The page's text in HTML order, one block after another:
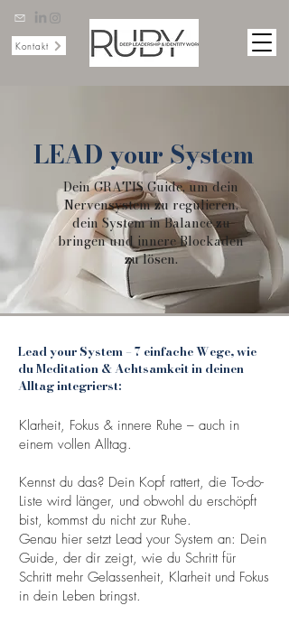
Kontakt
LEAD your System
Dein GRATIS Guide, um dein
Nervensystem zu regulieren,
dein System in Balance zu
bringen und innere Blockaden
zu lösen.
Lead your System – 7 einfache Wege, wie
du Meditation & Achtsamkeit in deinen
Alltag integrierst:
Klarheit, Fokus & innere Ruhe – auch in
einem vollen Alltag.
Kennst du das? Dein Kopf rattert, die To-do-
Liste wird länger, und obwohl du erschöpft
bist, kommst du nicht zur Ruhe.
Genau hier setzt Lead your System an: Dein
Guide, der dir zeigt, wie du Schritt für
Schritt mehr Gelassenheit, Klarheit und Fokus
in dein Leben bringst.